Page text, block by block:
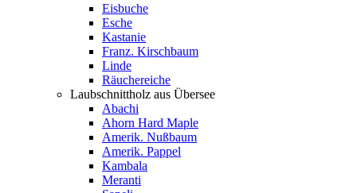
Eisbuche
Esche
Kastanie
Franz. Kirschbaum
Linde
Räuchereiche
Laubschnittholz aus Übersee
Abachi
Ahorn Hard Maple
Amerik. Nußbaum
Amerik. Pappel
Kambala
Meranti